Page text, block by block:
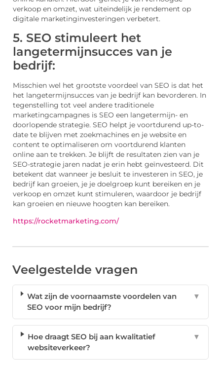
verkoop en omzet, wat uiteindelijk je rendement op
digitale marketinginvesteringen verbetert.
5. SEO stimuleert het
langetermijnsucces van je
bedrijf:
Misschien wel het grootste voordeel van SEO is dat het
het langetermijnsucces van je bedrijf kan bevorderen. In
tegenstelling tot veel andere traditionele
marketingcampagnes is SEO een langetermijn- en
doorlopende strategie. SEO helpt je voortdurend up-to-
date te blijven met zoekmachines en je website en
content te optimaliseren om voortdurend klanten
online aan te trekken. Je blijft de resultaten zien van je
SEO-strategie jaren nadat je erin hebt geïnvesteerd. Dit
betekent dat wanneer je besluit te investeren in SEO, je
bedrijf kan groeien, je je doelgroep kunt bereiken en je
verkoop en omzet kunt stimuleren, waardoor je bedrijf
kan groeien en nieuwe hoogten kan bereiken.
https://rocketmarketing.com/
Veelgestelde vragen
Wat zijn de voornaamste voordelen van
SEO voor mijn bedrijf?
▼
Hoe draagt SEO bij aan kwalitatief
websiteverkeer?
▼